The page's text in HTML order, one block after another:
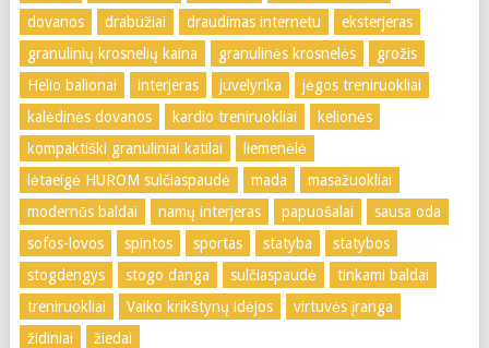
dovanos
drabužiai draudimas internetu
eksterjeras
granulinių krosnelių kaina
granulinės krosnelės
grožis
Helio balionai
interjeras juvelyrika
jėgos treniruokliai
kalėdinės dovanos
kardio treniruokliai
kelionės
kompaktiški granuliniai katilai
liemenėlė
lėtaeigė HUROM sulčiaspaudė
mada
masažuokliai
modernūs baldai
namų interjeras papuošalai
sausa oda
sofos-lovos
spintos sportas statyba
statybos
stogdengys
stogo danga sulčiaspaudė
tinkami baldai
treniruokliai
Vaiko krikštynų idėjos
virtuvės įranga
židiniai
žiedai